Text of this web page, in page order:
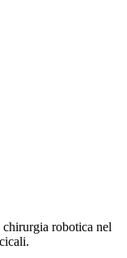
robotica nel